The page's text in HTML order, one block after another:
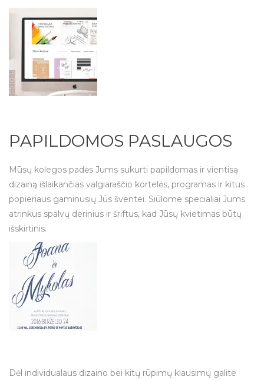
PAPILDOMOS PASLAUGOS
Mūsų kolegos padės Jums sukurti papildomas ir vientisą
dizainą išlaikančias valgiaraščio kortelės, programas ir kitus
popieriaus gaminusių Jūs šventei. Siūlome specialiai Jums
atrinkus spalvų derinius ir šriftus, kad Jūsų kvietimas būtų
išskirtinis.
Dėl individualaus dizaino bei kitų rūpimų klausimų galite